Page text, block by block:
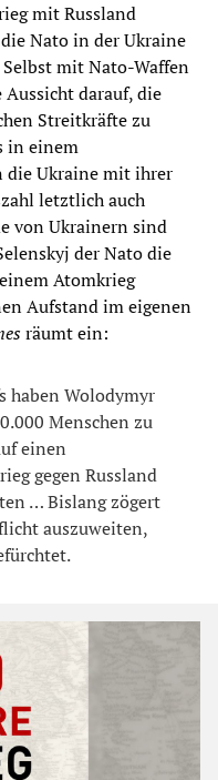
mit Russland
Nato in der Ukraine
mit Nato-Waffen
darauf, die
Streitkräfte zu
in einem
die Ukraine mit ihrer
letztlich auch
von Ukrainern sind
der Nato die
Atomkrieg
Aufstand im eigenen
räumt ein:
haben Wolodymyr
Menschen zu
einen
gegen Russland
… Bislang zögert
auszuweiten,